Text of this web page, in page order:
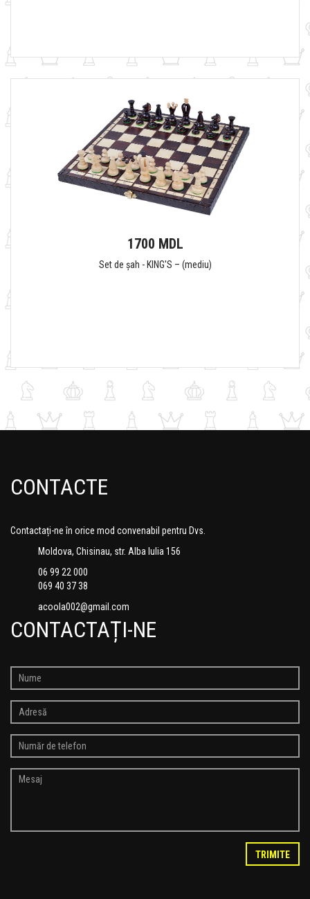
1700 MDL
Set de șah - KING'S – (mediu)
CONTACTE
Contactați-ne în orice mod convenabil pentru Dvs.
Moldova, Chisinau, str. Alba Iulia 156
06 99 22 000
069 40 37 38
acoola002@gmail.com
CONTACTAȚI-NE
TRIMITE